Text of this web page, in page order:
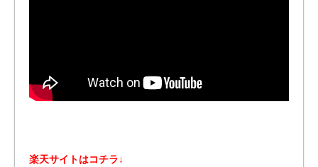
楽天サイトはコチラ↓